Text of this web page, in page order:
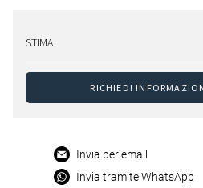
STIMA
RICHIEDI
Invia per email
Invia tramite WhatsApp